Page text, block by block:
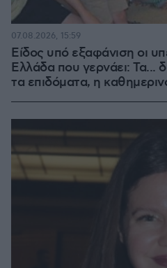
Είδος υπό εξαφάνιση οι
Ελλάδα που γερνάει: Τα...
τα επιδόματα, η
07.08.2026, 15:59